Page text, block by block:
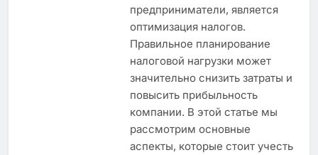
предприниматели, является
оптимизация налогов.
Правильное планирование
налоговой нагрузки может
значительно снизить затраты и
повысить прибыльность
компании. В этой статье мы
рассмотрим основные
аспекты, которые стоит учесть